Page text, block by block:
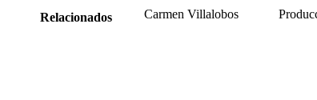
Relacionados Carmen Villalobos